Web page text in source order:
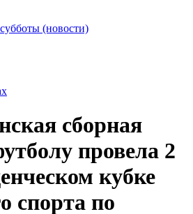
(новости)
сборная
провела 2
кубке
спорта по